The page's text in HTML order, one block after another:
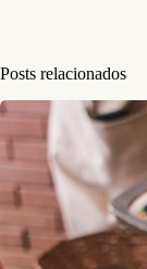
Posts relacionados